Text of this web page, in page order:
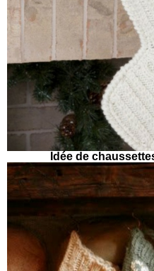
Idée de